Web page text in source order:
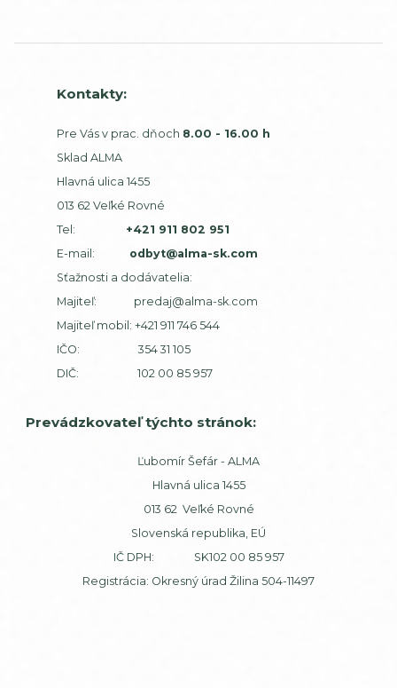
Kontakty:
Pre Vás v prac. dňoch 8.00 - 16.00 h
Sklad ALMA
Hlavná ulica 1455
013 62 Veľké Rovné
Tel:
+421 911 802 951
E-mail: odbyt@alma-sk.com
Sťažnosti a dodávatelia:
Majiteľ: predaj@alma-sk.com
Majiteľ mobil: +421 911 746 544
IČO: 354 31 105
DIČ: 102 00 85 957
Prevádzkovateľ týchto stránok:
Ľubomír Šefár - ALMA
Hlavná ulica 1455
013 62 Veľké Rovné
Slovenská republika, EÚ
IČ DPH: SK102 00 85 957
Registrácia: Okresný úrad Žilina 504-11497